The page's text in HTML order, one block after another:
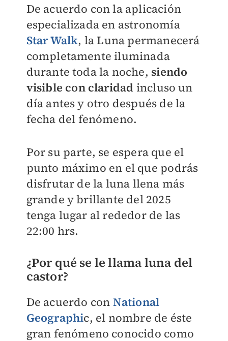
De acuerdo con la aplicación
especializada en astronomía
Star Walk, la Luna permanecerá
completamente iluminada
durante toda la noche, siendo
visible con claridad incluso un
día antes y otro después de la
fecha del fenómeno.
Por su parte, se espera que el
punto máximo en el que podrás
disfrutar de la luna llena más
grande y brillante del 2025
tenga lugar al rededor de las
22:00 hrs.
¿Por qué se le llama luna del
castor?
De acuerdo con National
Geographic, el nombre de éste
gran fenómeno conocido como